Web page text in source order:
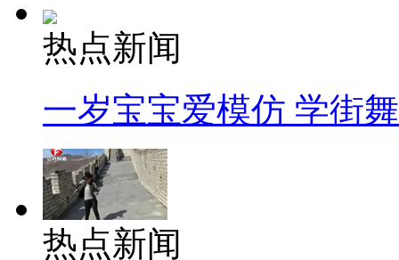
热点新闻
一岁宝宝爱模仿 学街
热点新闻